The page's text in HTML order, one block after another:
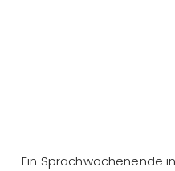
Ein Sprachwochenende